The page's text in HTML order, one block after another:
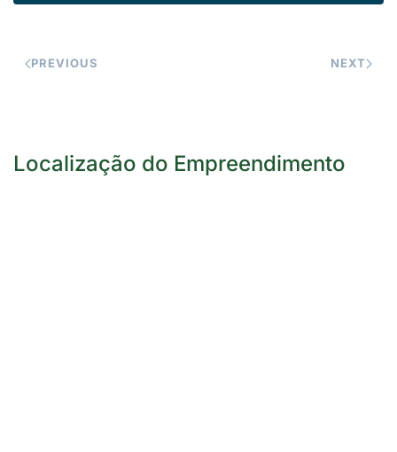
PREVIOUS NEXT
Localização do Empreendimento